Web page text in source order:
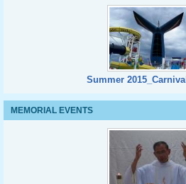
Summer
MEMORIAL EVENTS